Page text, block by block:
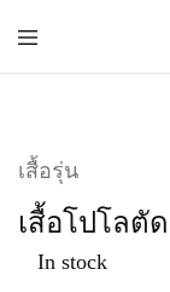
โ
เสื้อรุ่น
เสื้อโปโลตั
In stock